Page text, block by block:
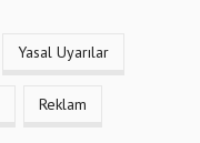
Yasal Uyarılar
Reklam